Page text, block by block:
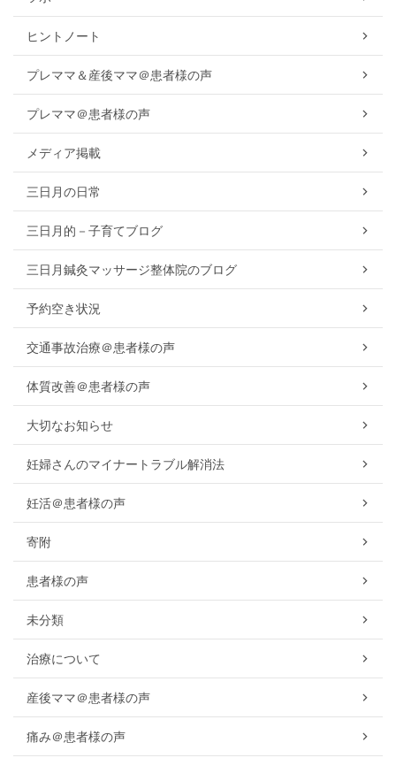
ヒントノート
プレママ＆産後ママ＠患者様の声
プレママ＠患者様の声
メディア掲載
三日月の日常
三日月的－子育てブログ
三日月鍼灸マッサージ整体院のブログ
予約空き状況
交通事故治療＠患者様の声
体質改善＠患者様の声
大切なお知らせ
妊婦さんのマイナートラブル解消法
妊活＠患者様の声
寄附
患者様の声
未分類
治療について
産後ママ＠患者様の声
痛み＠患者様の声